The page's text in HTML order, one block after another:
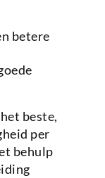
betere
beste,
per
behulp